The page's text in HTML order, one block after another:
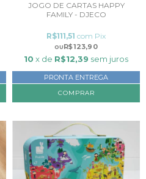
JOGO DE CARTAS HAPPY
FAMILY - DJECO
R$123,90
R$111,51 com Pix
10 x de R$12,39 sem juros
PRONTA ENTREGA